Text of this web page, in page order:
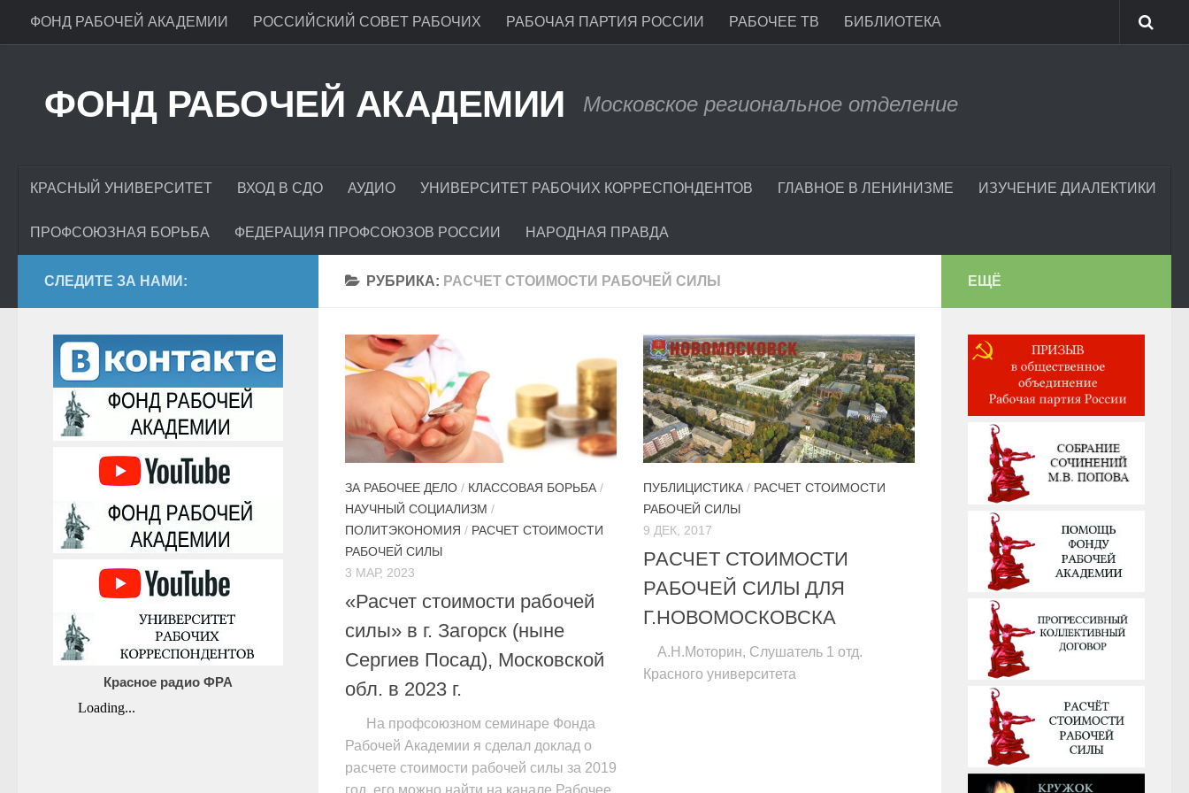
ФОНД РАБОЧЕЙ АКАДЕМИИ РОССИЙСКИЙ СОВЕТ РАБОЧИХ РАБОЧАЯ ПАРТИЯ РОССИИ РАБОЧЕЕ ТВ БИБЛИОТЕКА
ФОНД РАБОЧЕЙ АКАДЕМИИ Московское региональное отделение
КРАСНЫЙ УНИВЕРСИТЕТ ВХОД В СДО АУДИО УНИВЕРСИТЕТ РАБОЧИХ КОРРЕСПОНДЕНТОВ ГЛАВНОЕ В ЛЕНИНИЗМЕ ИЗУЧЕНИЕ ДИАЛЕКТИКИ
ПРОФСОЮЗНАЯ БОРЬБА ФЕДЕРАЦИЯ ПРОФСОЮЗОВ РОССИИ НАРОДНАЯ ПРАВДА
РУБРИКА: РАСЧЕТ СТОИМОСТИ РАБОЧЕЙ СИЛЫ
ЗА РАБОЧЕЕ ДЕЛО / КЛАССОВАЯ БОРЬБА /
НАУЧНЫЙ СОЦИАЛИЗМ /
ПОЛИТЭКОНОМИЯ / РАСЧЕТ СТОИМОСТИ
РАБОЧЕЙ СИЛЫ
3 МАР, 2023
«Расчет стоимости рабочей
силы» в г. Загорск (ныне
Сергиев Посад), Московской
обл. в 2023 г.
На профсоюзном семинаре Фонда
Рабочей Академии я сделал доклад о
расчете стоимости рабочей силы за 2019
год, его можно найти на канале Рабочее
ПУБЛИЦИСТИКА / РАСЧЕТ СТОИМОСТИ
РАБОЧЕЙ СИЛЫ
9 ДЕК, 2017
РАСЧЕТ СТОИМОСТИ
РАБОЧЕЙ СИЛЫ ДЛЯ
Г.НОВОМОСКОВСКА
А.Н.Моторин, Слушатель 1 отд.
Красного университета
СЛЕДИТЕ ЗА НАМИ:
Красное радио ФРА
ЕЩЁ